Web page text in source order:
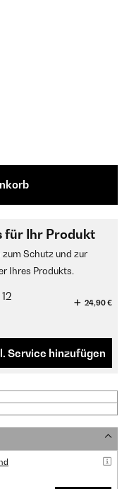
für Ihr Produkt
Schutz und zur
Ihres Produkts.
24,90 €
Service hinzufügen